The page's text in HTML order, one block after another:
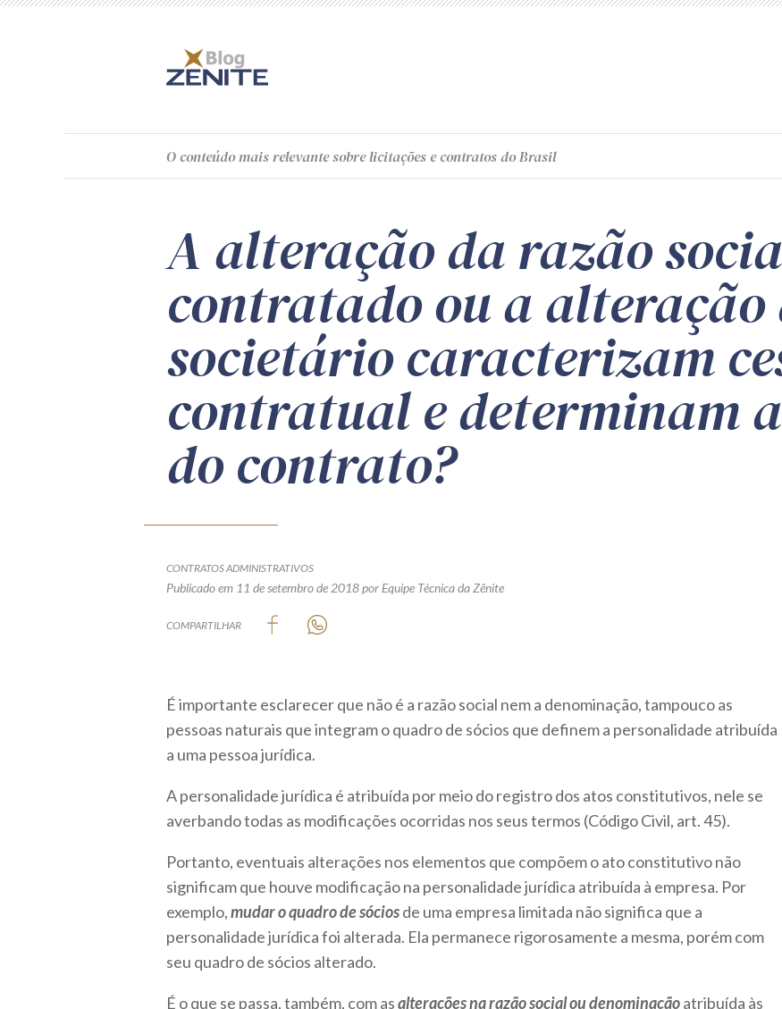
O conteúdomais relevante sobre licitações e contratos do Brasil
A alteração da razão
contratado ou a
societário caracterizam
contratual e determinam
do contrato?
CONTRATOS ADMINISTRATIVOS
Publicado em 11 de setembro de 2018por Equipe Técnica da Zênite
COMPARTILHAR
É importante esclarecer que não é a razão social nem a denominação, tampouco as
pessoas naturais que integram o quadro de sócios que definem a personalidade atribuída
a uma pessoa jurídica.
A personalidade jurídica é atribuída por meio do registro dos atos constitutivos, nele se
averbando todas as modificações ocorridas nos seus termos (Código Civil, art. 45).
Portanto, eventuais alterações nos elementos que compõem o ato constitutivo não
significam que houve modificação na personalidade jurídica atribuída à empresa. Por
exemplo,mudar o quadro de sóciosde uma empresa limitada não significa que a
personalidade jurídica foi alterada. Ela permanece rigorosamente a mesma, porém com
seu quadro de sócios alterado.
É o que se passa, também, com asalterações na razão social ou denominaçãoatribuída às